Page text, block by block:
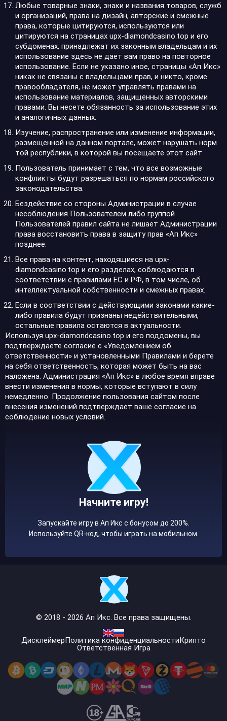
Любые товарные знаки, знаки и названия товаров, служб
и организаций, права на дизайн, авторские и смежные
права, которые цитируются, используются или
цитируются на страницах upx-diamondcasino.top и его
субдоменах, принадлежат их законным владельцам и их
использование здесь не дает вам право на повторное
использование. Если не указано иное, страницы «Ап Икс»
никак не связаны с владельцами прав, и никто, кроме
правообладателя, не может управлять правами на
использование материалов, защищенных авторскими
правами. Вы несете обязанность за использование этих
и аналогичных данных.
Изучение, распространение или изменение информации,
размещенной на данном портале, может нарушать норм
той республики, в которой вы посещаете этот сайт.
Пользователь принимает с тем, что все возможные
конфликты будут разрешаться по нормам российского
законодательства.
Бездействие со стороны Администрации в случае
несоблюдения Пользователем либо группой
Пользователей правил сайта не лишает Администрации
права восстановить права в защиту прав «Ап Икс»
позднее.
Все права на контент, находящиеся на upx-
diamondcasino.top и его разделах, соблюдаются в
соответствии с правилами ЕС и РФ, в том числе, об
интеллектуальной собственности и смежных правах.
Если в соответствии с действующими законами какие-
либо правила будут признаны недействительными,
остальные правила остаются в актуальности.
Используя upx-diamondcasino.top и его поддомены, вы
подтверждаете согласие с «Уведомлением об
ответственности» и установленными Правилами и берете
на себя ответственность, которая может быть на вас
наложена. Администрация «Ап Икс» в любое время вправе
внести изменения в нормы, которые вступают в силу
немедленно. Продолжение пользования сайтом после
внесения изменений подтверждает ваше согласие на
соблюдение новых условий.
Начните игру!
Запускайте игру в Ап Икс с бонусом до 200%.
Используйте QR-код, чтобы играть на мобильном.
© 2018 - 2026 Ап Икс. Все права защищены.
ДисклеймерПолитика конфиденциальностиКрипто
Ответственная Игра